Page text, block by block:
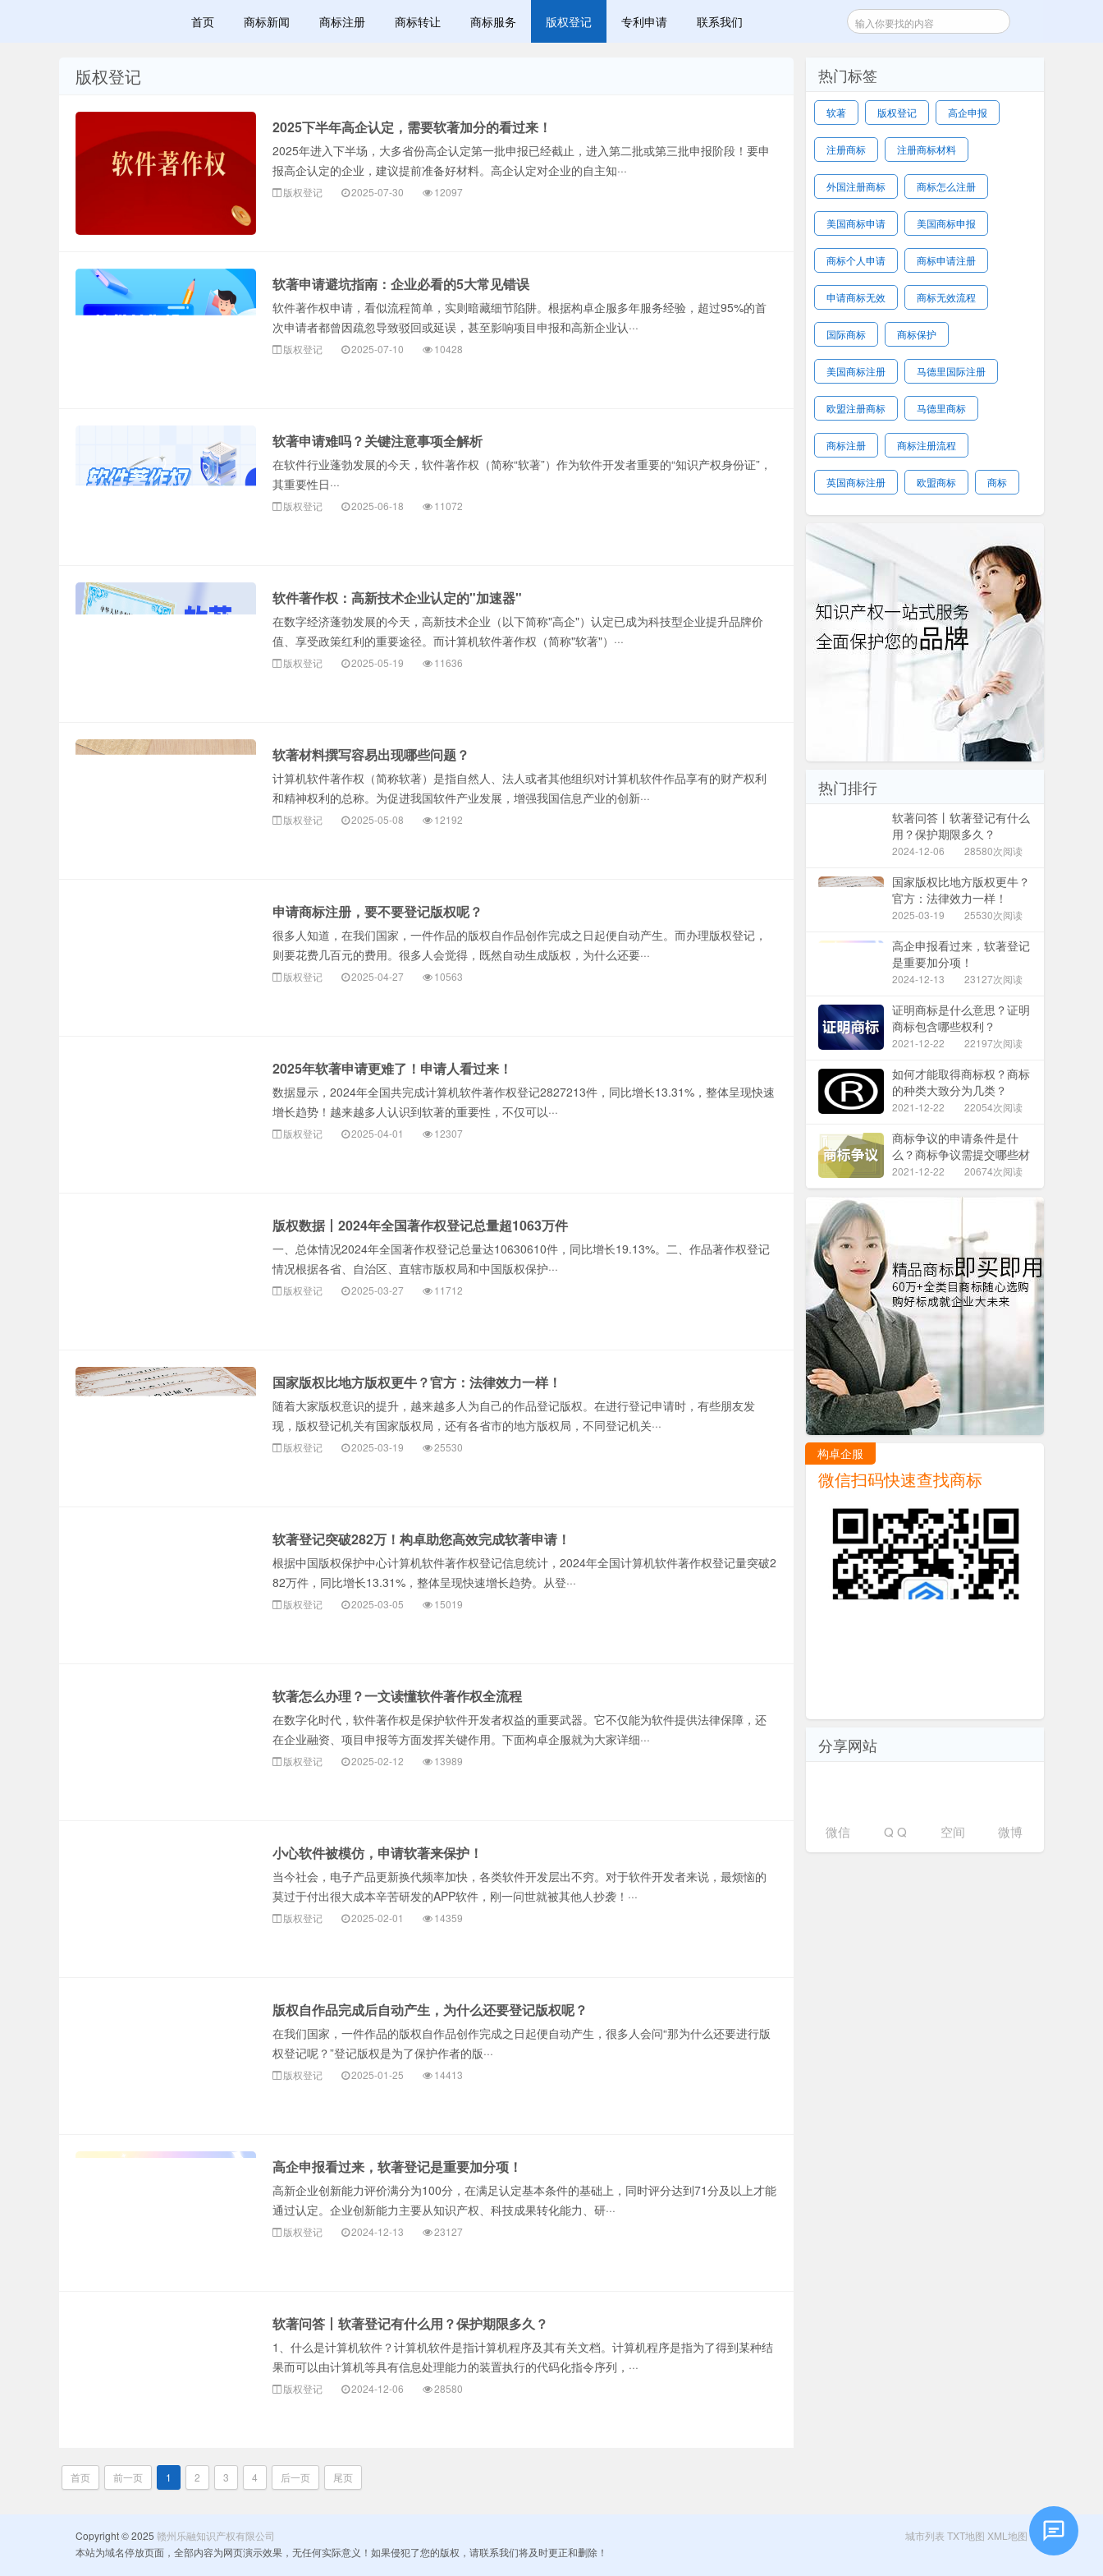
赣州乐融知识
首页 商标新闻 商标注册 商标转让 商标服务 版权登记 专利申请 联系我们
版权登记
2025下半年高企认定，需要软著加分的看过来！
2025年进入下半场，大多省份高企认定第一批申报已经截止，进入第二批或第三批申报阶段！要申
报高企认定的企业，建议提前准备好材料。高企认定对企业的自主知···
版权登记 2025-07-30 12097
软著申请避坑指南：企业必看的5大常见错误
软件著作权申请，看似流程简单，实则暗藏细节陷阱。根据构卓企服多年服务经验，超过95%的首
次申请者都曾因疏忽导致驳回或延误，甚至影响项目申报和高新企业认···
版权登记 2025-07-10 10428
软著申请难吗？关键注意事项全解析
在软件行业蓬勃发展的今天，软件著作权（简称“软著”）作为软件开发者重要的“知识产权身份证”，
其重要性日···
版权登记 2025-06-18 11072
软件著作权：高新技术企业认定的"加速器"
在数字经济蓬勃发展的今天，高新技术企业（以下简称"高企"）认定已成为科技型企业提升品牌价
值、享受政策红利的重要途径。而计算机软件著作权（简称"软著"）···
版权登记 2025-05-19 11636
软著材料撰写容易出现哪些问题？
计算机软件著作权（简称软著）是指自然人、法人或者其他组织对计算机软件作品享有的财产权利
和精神权利的总称。为促进我国软件产业发展，增强我国信息产业的创新···
版权登记 2025-05-08 12192
申请商标注册，要不要登记版权呢？
很多人知道，在我们国家，一件作品的版权自作品创作完成之日起便自动产生。而办理版权登记，
则要花费几百元的费用。很多人会觉得，既然自动生成版权，为什么还要···
版权登记 2025-04-27 10563
2025年软著申请更难了！申请人看过来！
数据显示，2024年全国共完成计算机软件著作权登记2827213件，同比增长13.31%，整体呈现快速
增长趋势！越来越多人认识到软著的重要性，不仅可以···
版权登记 2025-04-01 12307
版权数据丨2024年全国著作权登记总量超1063万件
一、总体情况2024年全国著作权登记总量达10630610件，同比增长19.13%。二、作品著作权登记
情况根据各省、自治区、直辖市版权局和中国版权保护···
版权登记 2025-03-27 11712
国家版权比地方版权更牛？官方：法律效力一样！
随着大家版权意识的提升，越来越多人为自己的作品登记版权。在进行登记申请时，有些朋友发
现，版权登记机关有国家版权局，还有各省市的地方版权局，不同登记机关···
版权登记 2025-03-19 25530
软著登记突破282万！构卓助您高效完成软著申请！
根据中国版权保护中心计算机软件著作权登记信息统计，2024年全国计算机软件著作权登记量突破2
82万件，同比增长13.31%，整体呈现快速增长趋势。从登···
版权登记 2025-03-05 15019
软著怎么办理？一文读懂软件著作权全流程
在数字化时代，软件著作权是保护软件开发者权益的重要武器。它不仅能为软件提供法律保障，还
在企业融资、项目申报等方面发挥关键作用。下面构卓企服就为大家详细···
版权登记 2025-02-12 13989
小心软件被模仿，申请软著来保护！
当今社会，电子产品更新换代频率加快，各类软件开发层出不穷。对于软件开发者来说，最烦恼的
莫过于付出很大成本辛苦研发的APP软件，刚一问世就被其他人抄袭！···
版权登记 2025-02-01 14359
版权自作品完成后自动产生，为什么还要登记版权呢？
在我们国家，一件作品的版权自作品创作完成之日起便自动产生，很多人会问“那为什么还要进行版
权登记呢？”登记版权是为了保护作者的版···
版权登记 2025-01-25 14413
高企申报看过来，软著登记是重要加分项！
高新企业创新能力评价满分为100分，在满足认定基本条件的基础上，同时评分达到71分及以上才能
通过认定。企业创新能力主要从知识产权、科技成果转化能力、研···
版权登记 2024-12-13 23127
软著问答丨软著登记有什么用？保护期限多久？
1、什么是计算机软件？计算机软件是指计算机程序及其有关文档。计算机程序是指为了得到某种结
果而可以由计算机等具有信息处理能力的装置执行的代码化指令序列，···
版权登记 2024-12-06 28580
首页 前一页 1 2 3 4 后一页 尾页
热门标签
软著 版权登记 高企申报
注册商标 注册商标材料
外国注册商标 商标怎么注册
美国商标申请 美国商标申报
商标个人申请 商标申请注册
申请商标无效 商标无效流程
国际商标 商标保护
美国商标注册 马德里国际注册
欧盟注册商标 马德里商标
商标注册 商标注册流程
英国商标注册 欧盟商标 商标
热门排行
软著问答丨软著登记有什么
用？保护期限多久？
2024-12-06 28580次阅读
国家版权比地方版权更牛？
官方：法律效力一样！
2025-03-19 25530次阅读
高企申报看过来，软著登记
是重要加分项！
2024-12-13 23127次阅读
证明商标是什么意思？证明
商标包含哪些权利？
2021-12-22 22197次阅读
如何才能取得商标权？商标
的种类大致分为几类？
2021-12-22 22054次阅读
商标争议的申请条件是什
么？商标争议需提交哪些材
料？
2021-12-22 20674次阅读
构卓企服
微信扫码快速查找商标
分享网站
微信 Q Q 空间 微博
Copyright © 2025 赣州乐融知识产权有限公司 城市列表 TXT地图 XML地图
本站为域名停放页面，全部内容为网页演示效果，无任何实际意义！如果侵犯了您的版权，请联系我们将及时更正和删除！